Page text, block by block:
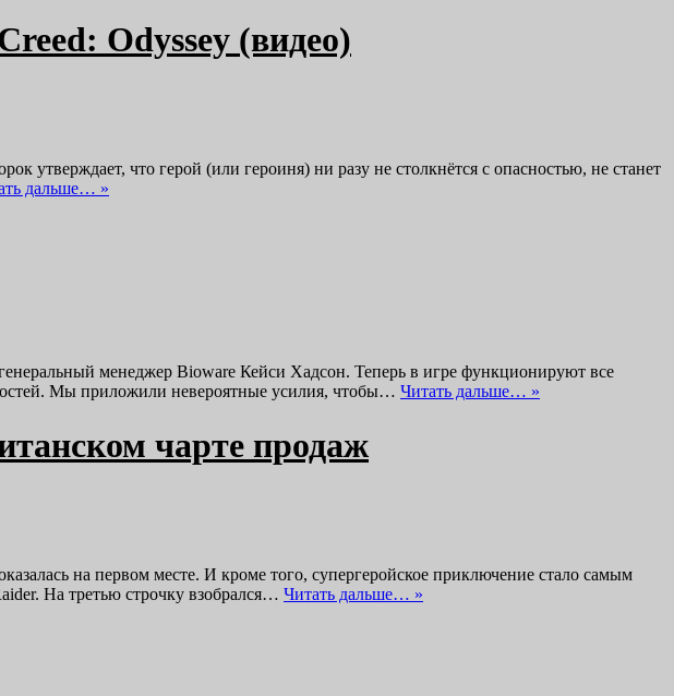
Odyssey (видео)
утверждает, что герой (или героиня) ни разу не столкнётся с опасностью, не станет
дальше… »
менеджер Bioware Кейси Хадсон. Теперь в игре функционируют все
Мы приложили невероятные усилия, чтобы… Читать дальше… »
чарте продаж
на первом месте. И кроме того, супергеройское приключение стало самым
На третью строчку взобрался… Читать дальше… »